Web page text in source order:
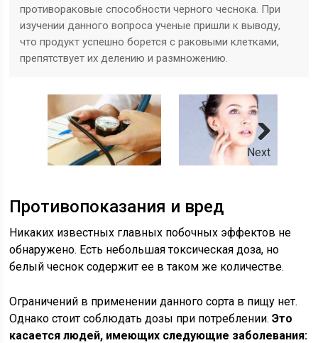
противораковые способности черного чеснока. При
изучении данного вопроса ученые пришли к выводу,
что продукт успешно борется с раковыми клетками,
препятствует их делению и размножению.
Next
Противопоказания и вред
Никаких известных главных побочных эффектов не
обнаружено. Есть небольшая токсическая доза, но
белый чеснок содержит ее в таком же количестве.
Ограничений в применении данного сорта в пищу нет.
Однако стоит соблюдать дозы при потреблении.Это
касается людей, имеющих следующие заболевания: